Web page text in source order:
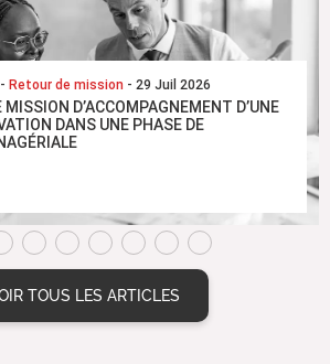
- Retour de mission - 29 Juil 2026
MISSION D’ACCOMPAGNEMENT D’UNE
DANS UNE PHASE DE
petit...
L'ARTICLE COMPLET
TOUS LES ARTICLES